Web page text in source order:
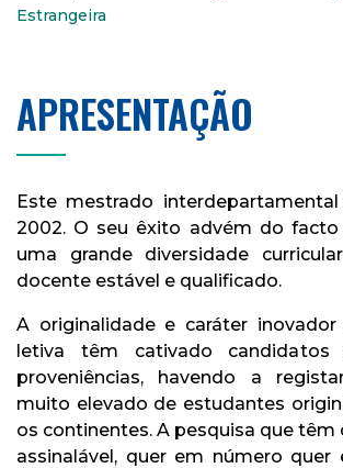
Estrangeira
APRESENTAÇÃO
Este mestrado
2002. O seu êxito advém do
uma grande diversidade
docente estável e qualificado.
A originalidade e caráter
letiva têm cativado
proveniências, havendo a
muito elevado de estudantes
os continentes. A pesquisa que têm
assinalável, quer em número